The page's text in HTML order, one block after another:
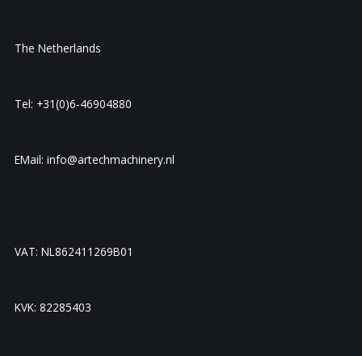
The Netherlands
Tel: +31(0)6-46904880
EMail: info@artechmachinery.nl
VAT: NL862411269B01
KVK: 82285403